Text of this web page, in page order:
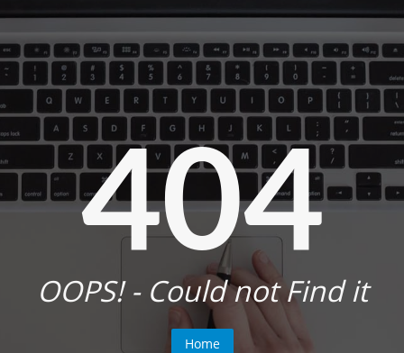
404
OOPS! - Could not Find it
Home